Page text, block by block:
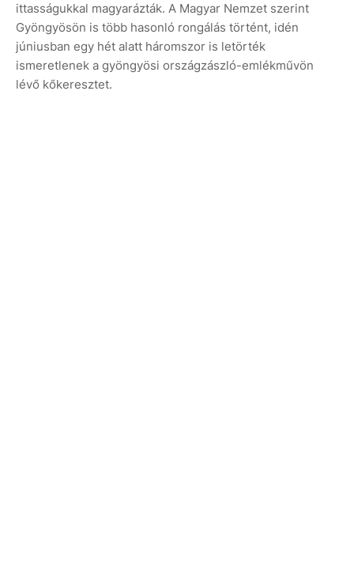
ittasságukkal magyarázták. A Magyar Nemzet szerint
Gyöngyösön is több hasonló rongálás történt, idén
júniusban egy hét alatt háromszor is letörték
ismeretlenek a gyöngyösi országzászló-emlékművön
lévő kőkeresztet.